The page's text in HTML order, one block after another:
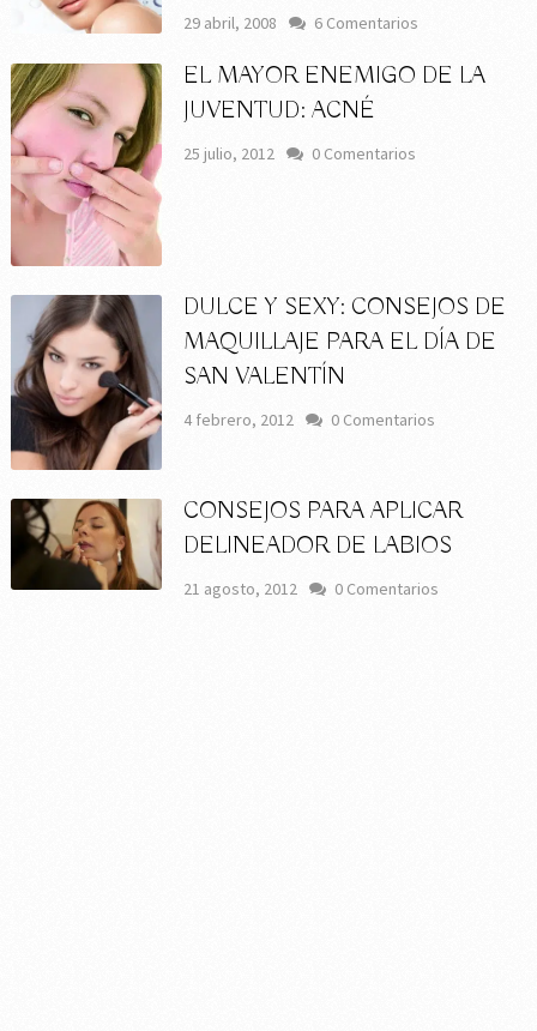
29 abril, 2008 6 Comentarios
EL MAYOR ENEMIGO DE LA
JUVENTUD: ACNÉ
25 julio, 2012 0 Comentarios
DULCE Y SEXY: CONSEJOS DE
MAQUILLAJE PARA EL DÍA DE
SAN VALENTÍN
4 febrero, 2012 0 Comentarios
CONSEJOS PARA APLICAR
DELINEADOR DE LABIOS
21 agosto, 2012 0 Comentarios